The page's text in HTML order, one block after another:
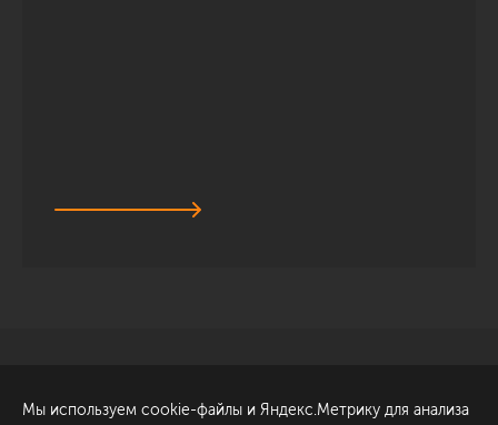
Обсудить проект
Мы используем cookie-файлы и Яндекс.Метрику для анализа